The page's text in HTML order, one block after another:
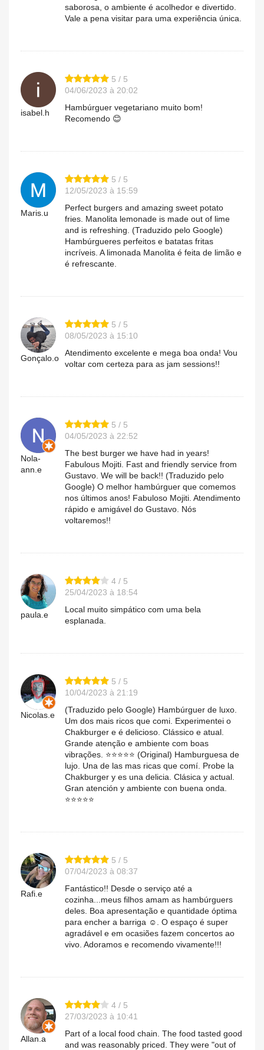
saborosa, o ambiente é acolhedor e divertido.
Vale a pena visitar para uma experiência única.
isabel.h
5 / 5
04/06/2023 à 20:02
Hambúrguer vegetariano muito bom!
Recomendo 😊
Maris.u
5 / 5
12/05/2023 à 15:59
Perfect burgers and amazing sweet potato
fries. Manolita lemonade is made out of lime
and is refreshing. (Traduzido pelo Google)
Hambúrgueres perfeitos e batatas fritas
incríveis. A limonada Manolita é feita de limão e
é refrescante.
Gonçalo.o
5 / 5
08/05/2023 à 15:10
Atendimento excelente e mega boa onda! Vou
voltar com certeza para as jam sessions!!
Nola-
ann.e
5 / 5
04/05/2023 à 22:52
The best burger we have had in years!
Fabulous Mojiti. Fast and friendly service from
Gustavo. We will be back!! (Traduzido pelo
Google) O melhor hambúrguer que comemos
nos últimos anos! Fabuloso Mojiti. Atendimento
rápido e amigável do Gustavo. Nós
voltaremos!!
paula.e
4 / 5
25/04/2023 à 18:54
Local muito simpático com uma bela
esplanada.
Nicolas.e
5 / 5
10/04/2023 à 21:19
(Traduzido pelo Google) Hambúrguer de luxo.
Um dos mais ricos que comi. Experimentei o
Chakburger e é delicioso. Clássico e atual.
Grande atenção e ambiente com boas
vibrações. ⭐⭐⭐⭐⭐ (Original) Hamburguesa de
lujo. Una de las mas ricas que comí. Probe la
Chakburger y es una delicia. Clásica y actual.
Gran atención y ambiente con buena onda.
⭐⭐⭐⭐⭐
Rafi.e
5 / 5
07/04/2023 à 08:37
Fantástico!! Desde o serviço até a
cozinha...meus filhos amam as hambúrguers
deles. Boa apresentação e quantidade óptima
para encher a barriga ☺️. O espaço é super
agradável e em ocasiões fazem concertos ao
vivo. Adoramos e recomendo vivamente!!!
Allan.a
4 / 5
27/03/2023 à 10:41
Part of a local food chain. The food tasted good
and was reasonably priced. They were "out of